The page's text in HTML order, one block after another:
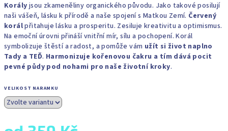
Korály jsou zkameněliny organického původu. Jako takové posilují
naši vášeň, lásku k přírodě a naše spojení s Matkou Zemí. Červený
korálpřitahuje lásku a prosperitu. Zesiluje kreativitu a optimismus.
Na emoční úrovni přináší vnitřní mír, sílu a pochopení. Korál
symbolizuje štěstí a radost, a pomůže vám užít si život naplno
Tady a TEĎ. Harmonizuje kořenovou čakru a tím dává pocit
pevné půdy pod nohami pro naše životní kroky.
VELIKOST NARAMKU